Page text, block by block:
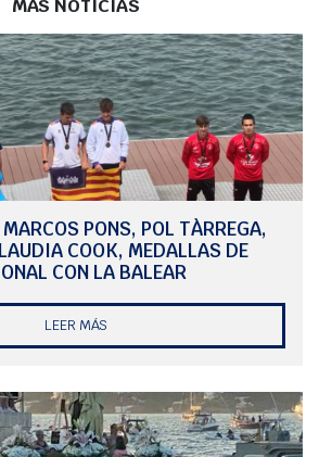
del Club dieron un paso más en su
1°
Pons 3⁰
cook 2ª
7⁰
8⁰
MÁS NOTICIAS
PONS, POL TÀRREGA,
COOK, MEDALLAS DE
CON LA BALEAR
LEER MÁS